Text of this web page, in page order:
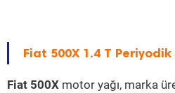
Fiat 500X 1.4 T Periyodik
Fiat 500X motor yağı, marka